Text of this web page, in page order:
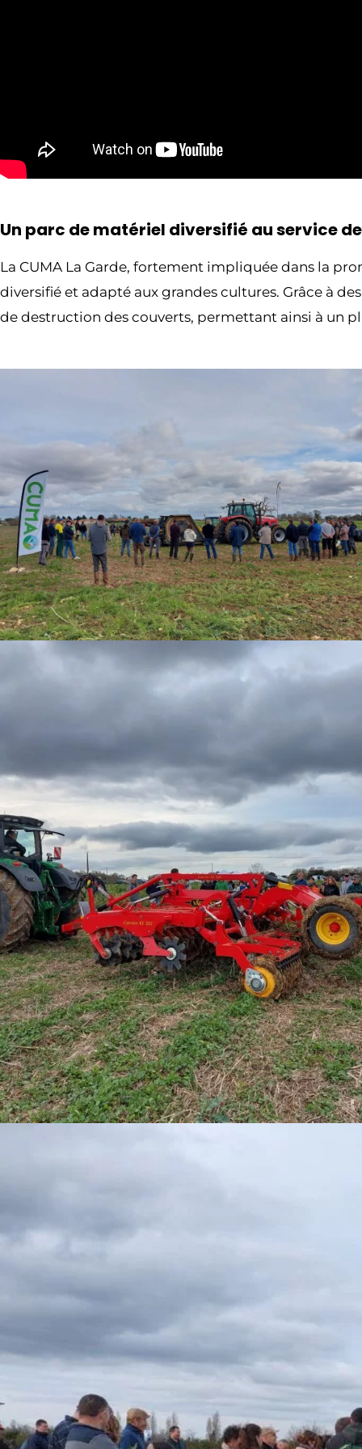
Un parc de matériel diversifié au service
La CUMA La Garde, fortement impliquée dans la
diversifié et adapté aux grandes cultures. Grâce à
de destruction des couverts, permettant ainsi à un